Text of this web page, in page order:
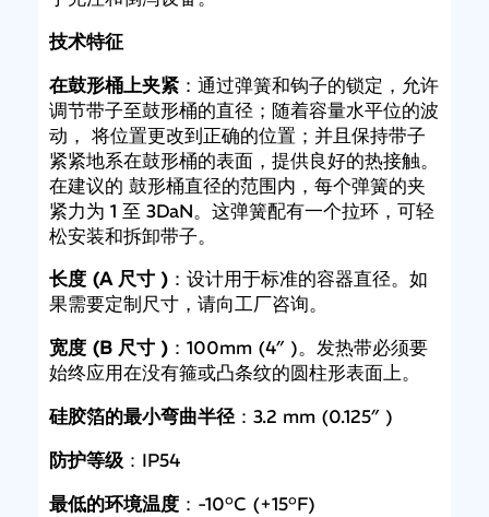
技术特征
在鼓形桶上夹紧：通过弹簧和钩子的锁定，允许
调节带子至鼓形桶的直径；随着容量水平位的波
动， 将位置更改到正确的位置；并且保持带子
紧紧地系在鼓形桶的表面，提供良好的热接触。
在建议的 鼓形桶直径的范围内，每个弹簧的夹
紧力为 1 至 3DaN。这弹簧配有一个拉环，可轻
松安装和拆卸带子。
长度 (A 尺寸 )：设计用于标准的容器直径。如
果需要定制尺寸，请向工厂咨询。
宽度 (B 尺寸 )：100mm (4″ )。发热带必须要
始终应用在没有箍或凸条纹的圆柱形表面上。
硅胶箔的最小弯曲半径：3.2 mm (0.125″ )
防护等级：IP54
最低的环境温度：-10°C (+15°F)